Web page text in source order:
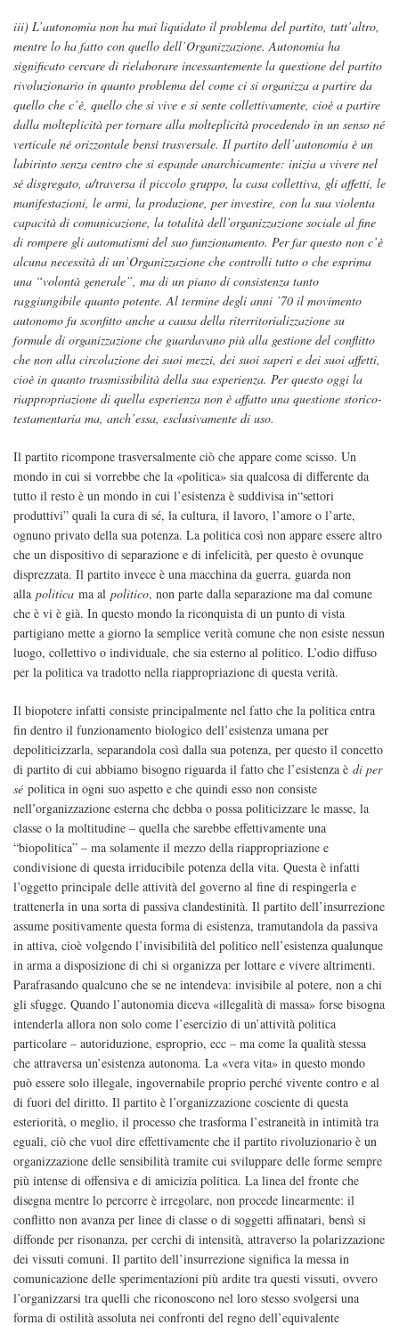
iii) L’autonomia non ha mai liquidato il problema del partito, tutt’altro,
mentre lo ha fatto con quello dell’Organizzazione. Autonomia ha
significato cercare di rielaborare incessantemente la questione del partito
rivoluzionario in quanto problema del come ci si organizza a partire da
quello che c’è, quello che si vive e si sente collettivamente, cioè a partire
dalla molteplicità per tornare alla molteplicità procedendo in un senso né
verticale né orizzontale bensì trasversale. Il partito dell’autonomia è un
labirinto senza centro che si espande anarchicamente: inizia a vivere nel
sé disgregato, a/traversa il piccolo gruppo, la casa collettiva, gli affetti, le
manifestazioni, le armi, la produzione, per investire, con la sua violenta
capacità di comunicazione, la totalità dell’organizzazione sociale al fine
di rompere gli automatismi del suo funzionamento. Per far questo non c’è
alcuna necessità di un’Organizzazione che controlli tutto o che esprima
una “volontà generale”, ma di un piano di consistenza tanto
raggiungibile quanto potente. Al termine degli anni ’70 il movimento
autonomo fu sconfitto anche a causa della riterritorializzazione su
formule di organizzazione che guardavano più alla gestione del conflitto
che non alla circolazione dei suoi mezzi, dei suoi saperi e dei suoi affetti,
cioè in quanto trasmissibilità della sua esperienza. Per questo oggi la
riappropriazione di quella esperienza non è affatto una questione storico-
testamentaria ma, anch’essa, esclusivamente di uso.
Il partito ricompone trasversalmente ciò che appare come scisso. Un
mondo in cui si vorrebbe che la «politica» sia qualcosa di differente da
tutto il resto è un mondo in cui l’esistenza è suddivisa in“settori
produttivi” quali la cura di sé, la cultura, il lavoro, l’amore o l’arte,
ognuno privato della sua potenza. La politica così non appare essere altro
che un dispositivo di separazione e di infelicità, per questo è ovunque
disprezzata. Il partito invece è una macchina da guerra, guarda non
alla politica ma al politico, non parte dalla separazione ma dal comune
che è vi è già. In questo mondo la riconquista di un punto di vista
partigiano mette a giorno la semplice verità comune che non esiste nessun
luogo, collettivo o individuale, che sia esterno al politico. L’odio diffuso
per la politica va tradotto nella riappropriazione di questa verità.
Il biopotere infatti consiste principalmente nel fatto che la politica entra
fin dentro il funzionamento biologico dell’esistenza umana per
depoliticizzarla, separandola così dalla sua potenza, per questo il concetto
di partito di cui abbiamo bisogno riguarda il fatto che l’esistenza è di per
sé politica in ogni suo aspetto e che quindi esso non consiste
nell’organizzazione esterna che debba o possa politicizzare le masse, la
classe o la moltitudine – quella che sarebbe effettivamente una
“biopolitica” – ma solamente il mezzo della riappropriazione e
condivisione di questa irriducibile potenza della vita. Questa è infatti
l’oggetto principale delle attività del governo al fine di respingerla e
trattenerla in una sorta di passiva clandestinità. Il partito dell’insurrezione
assume positivamente questa forma di esistenza, tramutandola da passiva
in attiva, cioè volgendo l’invisibilità del politico nell’esistenza qualunque
in arma a disposizione di chi si organizza per lottare e vivere altrimenti.
Parafrasando qualcuno che se ne intendeva: invisibile al potere, non a chi
gli sfugge. Quando l’autonomia diceva «illegalità di massa» forse bisogna
intenderla allora non solo come l’esercizio di un’attività politica
particolare – autoriduzione, esproprio, ecc – ma come la qualità stessa
che attraversa un’esistenza autonoma. La «vera vita» in questo mondo
può essere solo illegale, ingovernabile proprio perché vivente contro e al
di fuori del diritto. Il partito è l’organizzazione cosciente di questa
esteriorità, o meglio, il processo che trasforma l’estraneità in intimità tra
eguali, ciò che vuol dire effettivamente che il partito rivoluzionario è un
organizzazione delle sensibilità tramite cui sviluppare delle forme sempre
più intense di offensiva e di amicizia politica. La linea del fronte che
disegna mentre lo percorre è irregolare, non procede linearmente: il
conflitto non avanza per linee di classe o di soggetti affinatari, bensì si
diffonde per risonanza, per cerchi di intensità, attraverso la polarizzazione
dei vissuti comuni. Il partito dell’insurrezione significa la messa in
comunicazione delle sperimentazioni più ardite tra questi vissuti, ovvero
l’organizzarsi tra quelli che riconoscono nel loro stesso svolgersi una
forma di ostilità assoluta nei confronti del regno dell’equivalente